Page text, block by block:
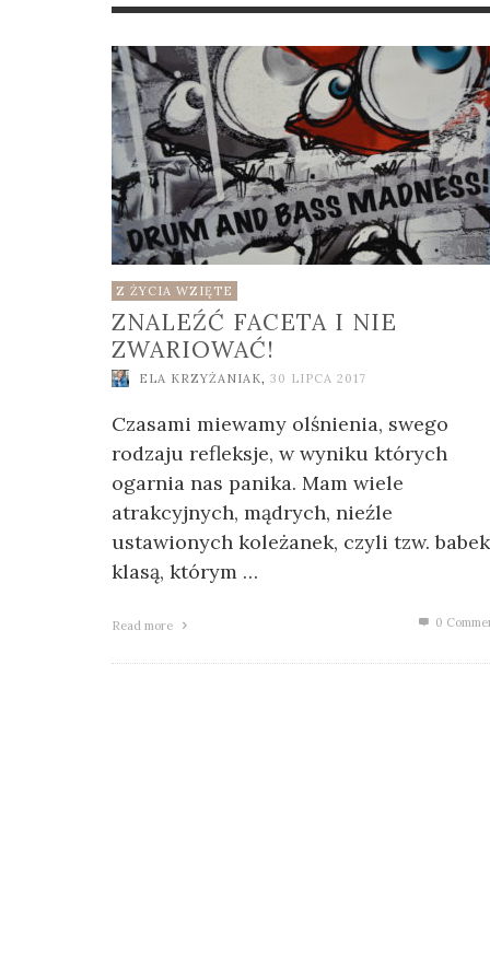
JAK
2026
2024
Z ŻYCIA WZIĘTE
ZNALEŹĆ FACETA I NIE
ZWARIOWAĆ!
ELA KRZYŻANIAK, 30 LIPCA 2017
Czasami miewamy olśnienia, swego
rodzaju refleksje, w wyniku których
ogarnia nas panika. Mam wiele
atrakcyjnych, mądrych, nieźle
ustawionych koleżanek, czyli tzw.
klasą, którym …
Read more 0